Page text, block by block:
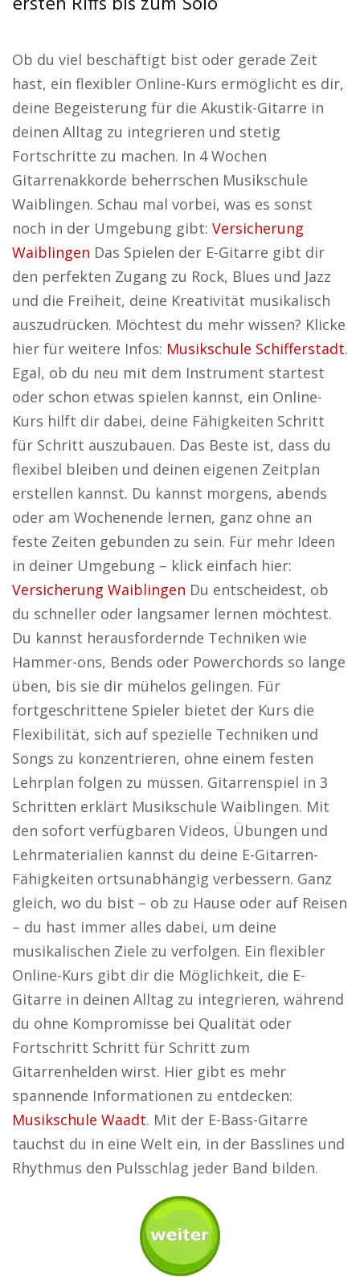
Ob du viel beschäftigt bist oder gerade Zeit
hast, ein flexibler Online-Kurs ermöglicht es dir,
deine Begeisterung für die Akustik-Gitarre in
deinen Alltag zu integrieren und stetig
Fortschritte zu machen. In 4 Wochen
Gitarrenakkorde beherrschen Musikschule
Waiblingen. Schau mal vorbei, was es sonst
noch in der Umgebung gibt: Versicherung
Waiblingen Das Spielen der E-Gitarre gibt dir
den perfekten Zugang zu Rock, Blues und Jazz
und die Freiheit, deine Kreativität musikalisch
auszudrücken. Möchtest du mehr wissen? Klicke
hier für weitere Infos: Musikschule Schifferstadt.
Egal, ob du neu mit dem Instrument startest
oder schon etwas spielen kannst, ein Online-
Kurs hilft dir dabei, deine Fähigkeiten Schritt
für Schritt auszubauen. Das Beste ist, dass du
flexibel bleiben und deinen eigenen Zeitplan
erstellen kannst. Du kannst morgens, abends
oder am Wochenende lernen, ganz ohne an
feste Zeiten gebunden zu sein. Für mehr Ideen
in deiner Umgebung – klick einfach hier:
Versicherung Waiblingen Du entscheidest, ob
du schneller oder langsamer lernen möchtest.
Du kannst herausfordernde Techniken wie
Hammer-ons, Bends oder Powerchords so lange
üben, bis sie dir mühelos gelingen. Für
fortgeschrittene Spieler bietet der Kurs die
Flexibilität, sich auf spezielle Techniken und
Songs zu konzentrieren, ohne einem festen
Lehrplan folgen zu müssen. Gitarrenspiel in 3
Schritten erklärt Musikschule Waiblingen. Mit
den sofort verfügbaren Videos, Übungen und
Lehrmaterialien kannst du deine E-Gitarren-
Fähigkeiten ortsunabhängig verbessern. Ganz
gleich, wo du bist – ob zu Hause oder auf Reisen
– du hast immer alles dabei, um deine
musikalischen Ziele zu verfolgen. Ein flexibler
Online-Kurs gibt dir die Möglichkeit, die E-
Gitarre in deinen Alltag zu integrieren, während
du ohne Kompromisse bei Qualität oder
Fortschritt Schritt für Schritt zum
Gitarrenhelden wirst. Hier gibt es mehr
spannende Informationen zu entdecken:
Musikschule Waadt. Mit der E-Bass-Gitarre
tauchst du in eine Welt ein, in der Basslines und
Rhythmus den Pulsschlag jeder Band bilden.